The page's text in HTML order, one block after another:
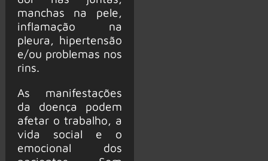
manchas na pele,
inflamação na
pleura, hipertensão
e/ou problemas nos
rins.
As manifestações
da doença podem
afetar o trabalho, a
vida social e o
emocional dos